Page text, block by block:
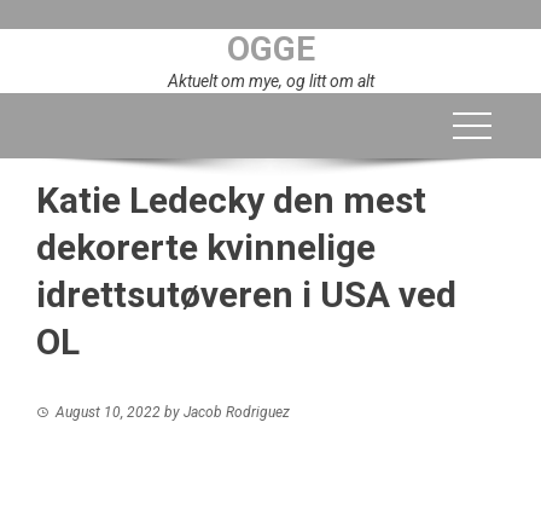
OGGE
Aktuelt om mye, og litt om alt
Katie Ledecky den mest
dekorerte kvinnelige
idrettsutøveren i USA ved
OL
August 10, 2022 by Jacob Rodriguez